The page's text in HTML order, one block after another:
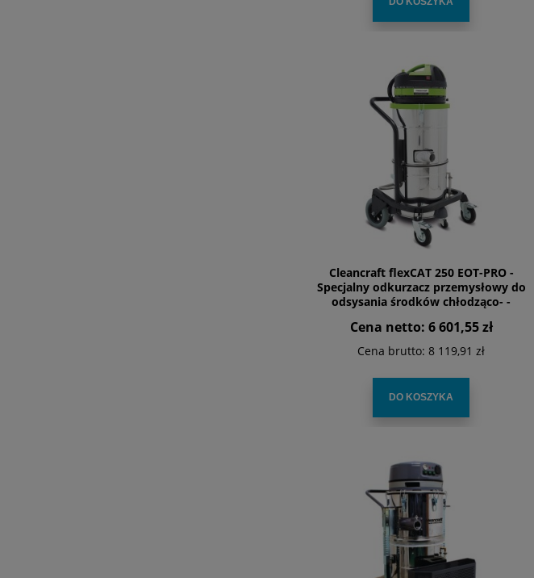
Cleancraft flexCAT 250 EOT-PRO -
Specjalny odkurzacz przemysłowy do
odsysania środków chłodząco- -
Cena netto: 6 601,55 zł
Cena brutto: 8 119,91 zł
DO KOSZYKA